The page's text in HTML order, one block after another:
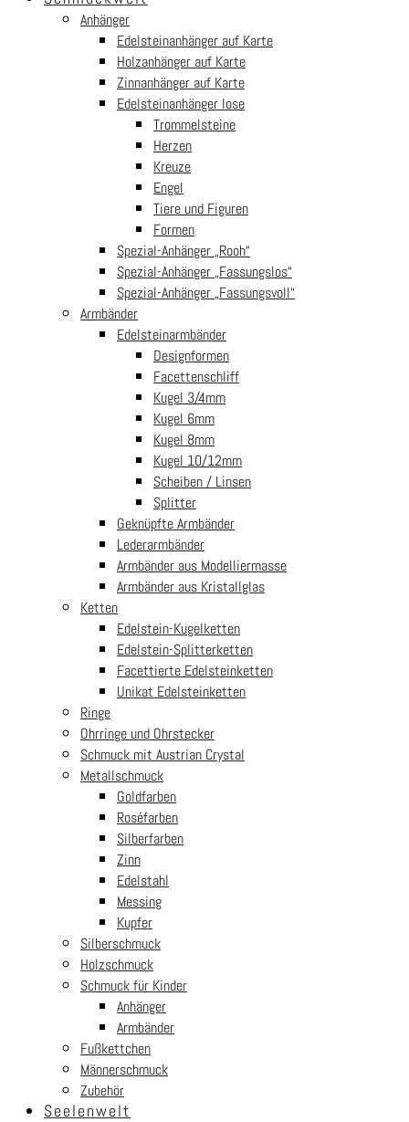
Anhänger
Edelsteinanhänger auf Karte
Holzanhänger auf Karte
Zinnanhänger auf Karte
Edelsteinanhänger lose
Trommelsteine
Herzen
Kreuze
Engel
Tiere und Figuren
Formen
Spezial-Anhänger „Rooh“
Spezial-Anhänger „Fassungslos“
Spezial-Anhänger „Fassungsvoll“
Armbänder
Edelsteinarmbänder
Designformen
Facettenschliff
Kugel 3/4mm
Kugel 6mm
Kugel 8mm
Kugel 10/12mm
Scheiben / Linsen
Splitter
Geknüpfte Armbänder
Lederarmbänder
Armbänder aus Modelliermasse
Armbänder aus Kristallglas
Ketten
Edelstein-Kugelketten
Edelstein-Splitterketten
Facettierte Edelsteinketten
Unikat Edelsteinketten
Ringe
Ohrringe und Ohrstecker
Schmuck mit Austrian Crystal
Metallschmuck
Goldfarben
Roséfarben
Silberfarben
Zinn
Edelstahl
Messing
Kupfer
Silberschmuck
Holzschmuck
Schmuck für Kinder
Anhänger
Armbänder
Fußkettchen
Männerschmuck
Zubehör
Seelenwelt
Follow us Security
© BFR Handels-GmbH weltsteine.com 2026
Impressum|
Your cart is empty!Return to shop